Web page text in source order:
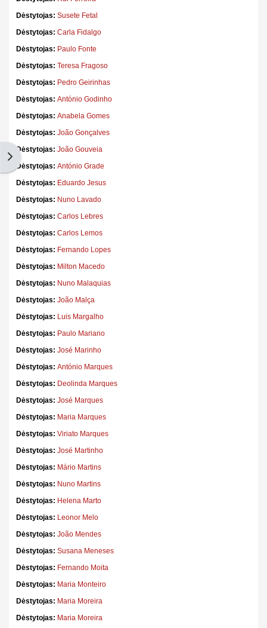
Atidaryti blokus
Dėstytojas:Susete Fetal
Dėstytojas:Carla Fidalgo
Dėstytojas: Paulo Fonte
Dėstytojas:Teresa Fragoso
Dėstytojas: Pedro Geirinhas
Dėstytojas:António Godinho
Dėstytojas:Anabela Gomes
Dėstytojas:João Gonçalves
Dėstytojas:João Gouveia
Dėstytojas:António Grade
Dėstytojas: Eduardo Jesus
Dėstytojas: Nuno Lavado
Dėstytojas:Carlos Lebres
Dėstytojas:Carlos Lemos
Dėstytojas: Fernando Lopes
Dėstytojas: Milton Macedo
Dėstytojas: Nuno Malaquias
Dėstytojas:João Malça
Dėstytojas: Luis Margalho
Dėstytojas: Paulo Mariano
Dėstytojas:José Marinho
Dėstytojas:António Marques
Dėstytojas: Deolinda Marques
Dėstytojas:José Marques
Dėstytojas: Maria Marques
Dėstytojas:Viriato Marques
Dėstytojas:José Martinho
Dėstytojas: Mário Martins
Dėstytojas: Nuno Martins
Dėstytojas: Helena Marto
Dėstytojas: Leonor Melo
Dėstytojas:João Mendes
Dėstytojas:Susana Meneses
Dėstytojas: Fernando Moita
Dėstytojas: Maria Monteiro
Dėstytojas: Maria Moreira
Dėstytojas: Maria Moreira